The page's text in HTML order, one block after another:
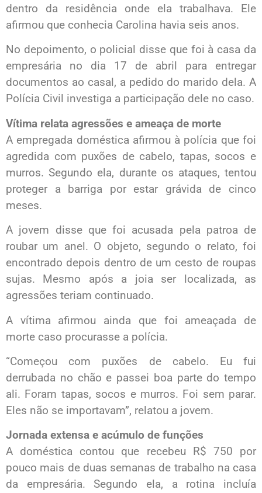
dentro da residência onde ela trabalhava. Ele
afirmou que conhecia Carolina havia seis anos.
No depoimento, o policial disse que foi à casa da
empresária no dia 17 de abril para entregar
documentos ao casal, a pedido do marido dela. A
Polícia Civil investiga a participação dele no caso.
Vítima relata agressões e ameaça de morte
A empregada doméstica afirmou à polícia que foi
agredida com puxões de cabelo, tapas, socos e
murros. Segundo ela, durante os ataques, tentou
proteger a barriga por estar grávida de cinco
meses.
A jovem disse que foi acusada pela patroa de
roubar um anel. O objeto, segundo o relato, foi
encontrado depois dentro de um cesto de roupas
sujas. Mesmo após a joia ser localizada, as
agressões teriam continuado.
A vítima afirmou ainda que foi ameaçada de
morte caso procurasse a polícia.
“Começou com puxões de cabelo. Eu fui
derrubada no chão e passei boa parte do tempo
ali. Foram tapas, socos e murros. Foi sem parar.
Eles não se importavam”, relatou a jovem.
Jornada extensa e acúmulo de funções
A doméstica contou que recebeu R$ 750 por
pouco mais de duas semanas de trabalho na casa
da empresária. Segundo ela, a rotina incluía